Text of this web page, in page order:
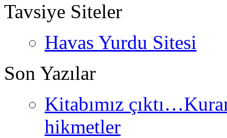
Tavsiye Siteler
Havas Yurdu Sitesi
Son Yazılar
Kitabımız
hikmetler